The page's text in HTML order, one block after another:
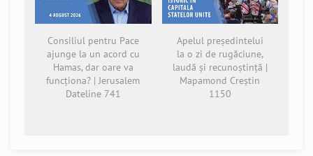
Consiliul pentru Pace
ajunge la un acord cu
Hamas, dar oare va
funcționa? | Jerusalem
Dateline 741
Apelul președintelui
la o zi de rugăciune,
laudă și recunoștință |
Mapamond Creștin
1150